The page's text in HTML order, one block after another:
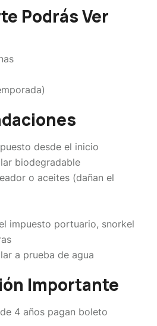
Podrás Ver
desde el inicio
biodegradable
o aceites (dañan el
impuesto portuario, snorkel
a prueba de agua
Importante
4 años pagan boleto